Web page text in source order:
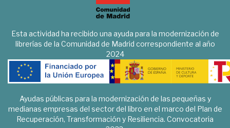
Esta actividad ha recibido una ayuda para la modernización de
librerías de la Comunidad de Madrid correspondiente al año
2024
Ayudas públicas para la modernización de las pequeñas y
medianas empresas del sector del libro en el marco del Plan de
Recuperación, Transformación y Resiliencia. Convocatoria